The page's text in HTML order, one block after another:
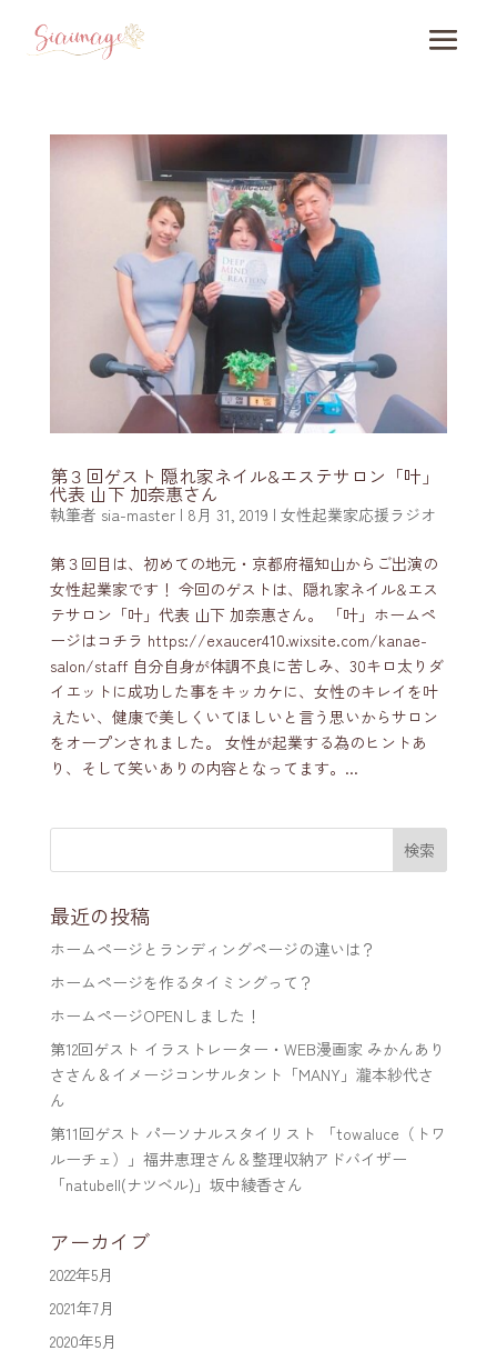
第３回ゲスト 隠れ家ネイル&エステサロン「叶」
代表 山下 加奈惠さん
執筆者 sia-master| 8月 31, 2019 | 女性起業家応援ラジオ
第３回目は、初めての地元・京都府福知山からご出演の
女性起業家です！ 今回のゲストは、隠れ家ネイル&エス
テサロン「叶」代表 山下 加奈惠さん。 「叶」ホームペ
ージはコチラ https://exaucer410.wixsite.com/kanae-
salon/staff 自分自身が体調不良に苦しみ、30キロ太りダ
イエットに成功した事をキッカケに、女性のキレイを叶
えたい、健康で美しくいてほしいと言う思いからサロン
をオープンされました。 女性が起業する為のヒントあ
り、そして笑いありの内容となってます。...
最近の投稿
ホームページとランディングページの違いは？
ホームページを作るタイミングって？
ホームページOPENしました！
第12回ゲスト イラストレーター・WEB漫画家 みかんあり
ささん＆イメージコンサルタント「MANY」瀧本紗代さ
ん
第11回ゲスト パーソナルスタイリスト 「towaluce（トワ
ルーチェ）」福井恵理さん＆整理収納アドバイザー
「natubell(ナツベル)」坂中綾香さん
アーカイブ
2022年5月
2021年7月
2020年5月